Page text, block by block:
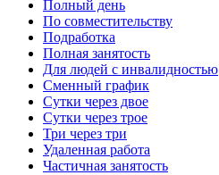
Полный день
По совместительству
Подработка
Полная занятость
Для людей с инвалидностью
Сменный график
Сутки через двое
Сутки через трое
Три через три
Удаленная работа
Частичная занятость